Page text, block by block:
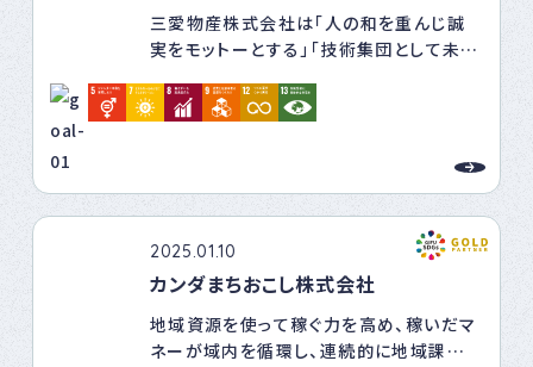
方針: 働きがいのある職場環境を整備し、
従業員の意見を反映させる仕組みを提案
します。持続可能なビジネスモデルを追求
し、地域経済の発展に貢献します。
方針: 社会的に弱い立場にある人々への
雇用機会を提案し、包括的な職場を実現
するプログラムを提案します。
SDG 11: 住み続けられるまちづくり
方針: 地域住民向けに介護予防に関連す
る様々な講義や勉強会を開催しています。
また、全国の自治会や団体などから依頼を
三愛物産株式会社は「人の和を重んじ誠
実をモットーとする」「技術集団として未来
営方針を踏まえ、社員がSDGｓの理念を理
解し、「持続可能な開発目標の達成」に貢
2025.01.10
カンダまちおこし株式会社
地域資源を使って稼ぐ力を高め、稼いだマ
ネーが域内を循環し、連続的に地域課題を